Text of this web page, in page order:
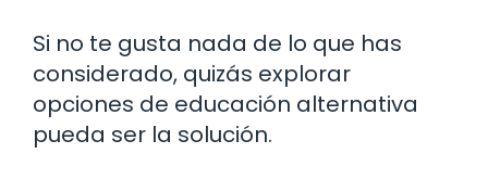
Si no te gusta nada de lo que has
considerado, quizás explorar
opciones de educación alternativa
pueda ser la solución.